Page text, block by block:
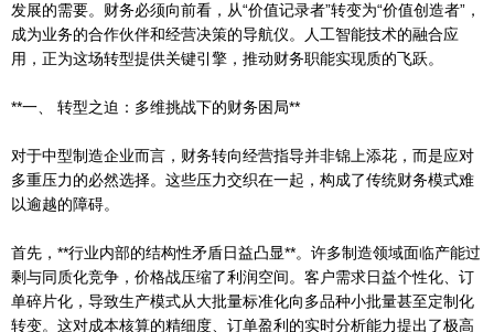
发展的需要。财务必须向前看，从“价值记录者”转变为“价值创造者”，
成为业务的合作伙伴和经营决策的导航仪。人工智能技术的融合应
用，正为这场转型提供关键引擎，推动财务职能实现质的飞跃。
**一、 转型之迫：多维挑战下的财务困局**
对于中型制造企业而言，财务转向经营指导并非锦上添花，而是应对
多重压力的必然选择。这些压力交织在一起，构成了传统财务模式难
以逾越的障碍。
首先，**行业内部的结构性矛盾日益凸显**。许多制造领域面临产能过
剩与同质化竞争，价格战压缩了利润空间。客户需求日益个性化、订
单碎片化，导致生产模式从大批量标准化向多品种小批量甚至定制化
转变。这对成本核算的精细度、订单盈利的实时分析能力提出了极高